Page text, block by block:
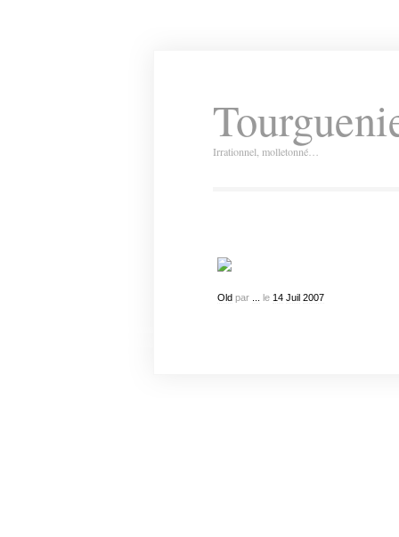
Irrationnel, molletonné…
Oldpar le 14 Juil 2007